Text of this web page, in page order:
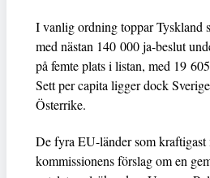
I vanlig ordning toppar Tyskland
med nästan 140 000 ja-beslut
på femte plats i listan, med 19
Sett per capita ligger dock
Österrike.
De fyra EU-länder som kraftigast
kommissionens förslag om en